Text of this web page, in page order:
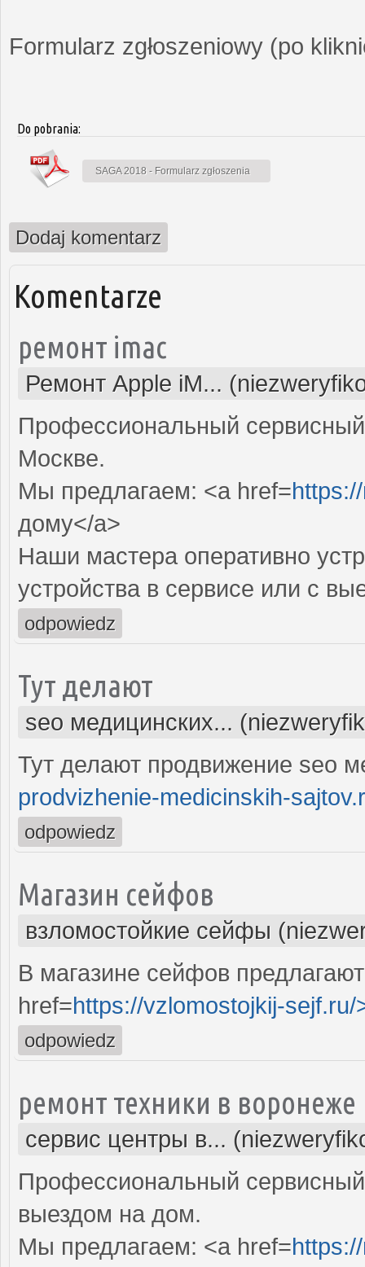
Formularz zgłoszeniowy (po
Do pobrania:
SAGA 2018 - Formularz zgłoszenia
Dodaj komentarz
Komentarze
ремонт imac
Ремонт Apple iM...
Профессиональный
Москве.
Мы предлагаем: <a href=
дому</a>
Наши мастера оперативно
устройства в сервисе или с
odpowiedz
Тут делают
seo медицинских...
Тут делают продвижение seo
prodvizhenie-medicinskih-
odpowiedz
Магазин сейфов
взломостойкие сейфы
В магазине сейфов
href=https://vzlomostojkij-sejf.ru/
odpowiedz
ремонт техники в воронеже
сервис центры в...
Профессиональный
выездом на дом.
Мы предлагаем: <a href=